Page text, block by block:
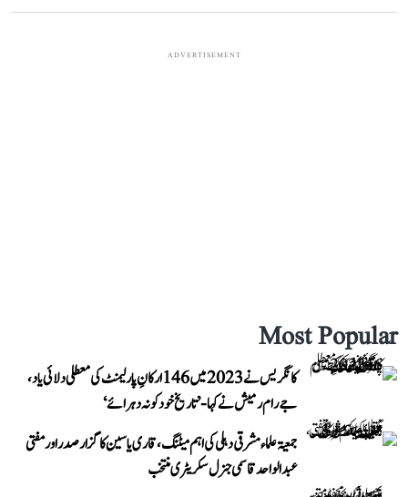
ADVERTISEMENT
Most Popular
کانگریس نے 2023 میں 146 ارکانِ پارلیمنٹ کی معطلی دلائی یاد،
جے رام رمیش نے کہا- ’تاریخ خود کو نہ دہرائے‘
جمعیۃ علماء مشرقی دہلی کی اہم میٹنگ، قاری یاسین کا گزار صدر اور مفتی
عبد الواحد قاسمی جنرل سکریٹری منتخب